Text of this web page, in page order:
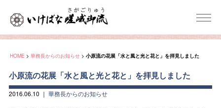
HOME > 華務長からのお知らせ > 小原流の花展「水と風と光と花と」を拝見しました
小原流の花展「水と風と光と花と」を拝見しました
2016.06.10 ｜ 華務長からのお知らせ